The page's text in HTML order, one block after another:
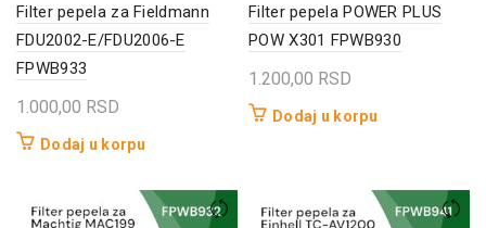
Filter pepela za Fieldmann
FDU2002-E/FDU2006-E
FPWB933
1.000,00 RSD
Dodaj u korpu
Filter pepela POWER PLUS
POW X301 FPWB930
1.200,00 RSD
Dodaj u korpu